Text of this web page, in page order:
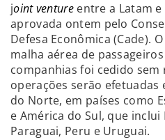
joint ventureentre a Latam e
aprovada ontem pelo
Defesa Econômica (Cade).
malha aérea de
companhias foi cedido
operações serão
do Norte, em países como
e América do Sul, que inclui
Paraguai, Peru e Uruguai.